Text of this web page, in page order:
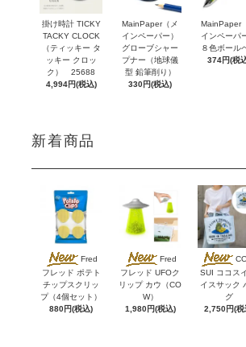
掛け時計 TICKY
TACKY CLOCK
（ティッキー タ
ッキー クロッ
ク） 25688
4,994円(税込)
MainPaper（メ
インペーパー）
グローブシャー
プナー（地球儀
型 鉛筆削り）
330円(税込)
MainPaper
インペーパ
８色ボール
374円(税
新着商品
Fred
フレッド ポテト
チップスクリッ
プ（4個セット）
880円(税込)
Fred
フレッド UFOク
リップ カウ（CO
W）
1,980円(税込)
SUI ココス
イスサック
グ
2,750円(税